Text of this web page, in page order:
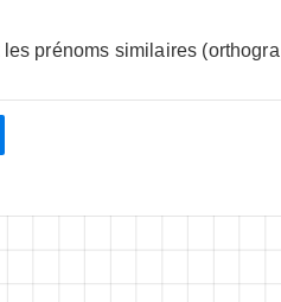
prénoms similaires